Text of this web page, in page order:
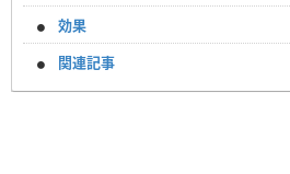
効果
関連記事